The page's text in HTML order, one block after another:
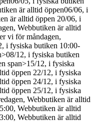
är alltid öppen06/06, i
är alltid öppen 20/06, i
Webbutiken är alltid
vi för måndagen,
i fysiska butiken 10:00-
12, i fysiska butiken
span>15/12, i fysiska
öppen 22/12, i fysiska
öppen 24/12, i fysiska
öppen 25/12, i fysiska
Webbutiken är alltid
Webbutiken är alltid
Webbutiken är alltid